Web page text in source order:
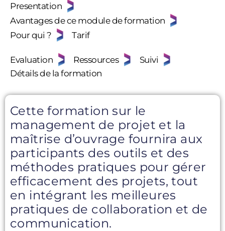
Presentation
Avantages de ce module de formation
Pour qui ?
Tarif
Evaluation Ressources
Suivi
Détails de la formation
Cette formation sur le
management de projet et la
maîtrise d’ouvrage fournira aux
participants des outils et des
méthodes pratiques pour gérer
efficacement des projets, tout
en intégrant les meilleures
pratiques de collaboration et de
communication.